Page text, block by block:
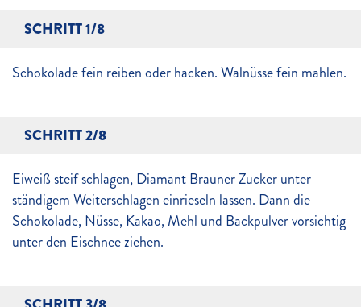
SCHRITT 1/8
Schokolade fein reiben oder hacken. Walnüsse fein mahlen.
SCHRITT 2/8
Eiweiß steif schlagen, Diamant Brauner Zucker unter
ständigem Weiterschlagen einrieseln lassen. Dann die
Schokolade, Nüsse, Kakao, Mehl und Backpulver vorsichtig
unter den Eischnee ziehen.